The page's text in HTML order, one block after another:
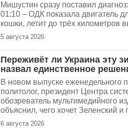
Мишустин сразу поставил
01:10 – ОДК показала двигатель
кошки, летит до трёх километров
5 августа 2026
Переживёт ли Украина эту
назвал единственное
В новом выпуске еженедельного
политолог, президент Центра
обозреватель мультимедийного
объяснил, чего хочет Зеленский
6 августа 2026